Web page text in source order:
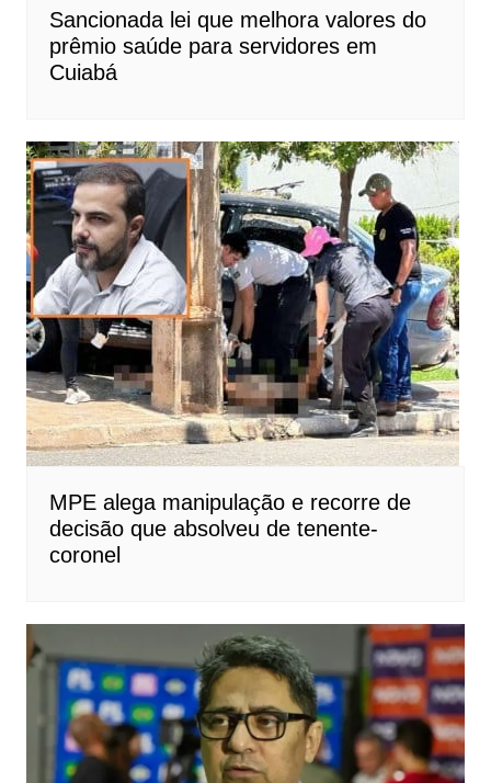
Sancionada lei que melhora valores do
prêmio saúde para servidores em
Cuiabá
MPE alega manipulação e recorre de
decisão que absolveu de tenente-
coronel